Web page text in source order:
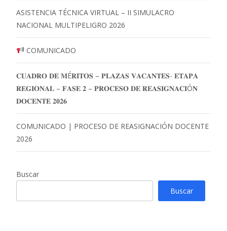
ASISTENCIA TÉCNICA VIRTUAL – II SIMULACRO
NACIONAL MULTIPELIGRO 2026
COMUNICADO
𝐂𝐔𝐀𝐃𝐑𝐎 𝐃𝐄 𝐌É𝐑𝐈𝐓𝐎𝐒 – 𝐏𝐋𝐀𝐙𝐀𝐒 𝐕𝐀𝐂𝐀𝐍𝐓𝐄𝐒- 𝐄𝐓𝐀𝐏𝐀
𝐑𝐄𝐆𝐈𝐎𝐍𝐀𝐋 – 𝐅𝐀𝐒𝐄 𝟐 – 𝐏𝐑𝐎𝐂𝐄𝐒𝐎 𝐃𝐄 𝐑𝐄𝐀𝐒𝐈𝐆𝐍𝐀𝐂𝐈Ó𝐍
𝐃𝐎𝐂𝐄𝐍𝐓𝐄 𝟐𝟎𝟐𝟔
COMUNICADO | PROCESO DE REASIGNACIÓN DOCENTE
2026
Buscar
Buscar